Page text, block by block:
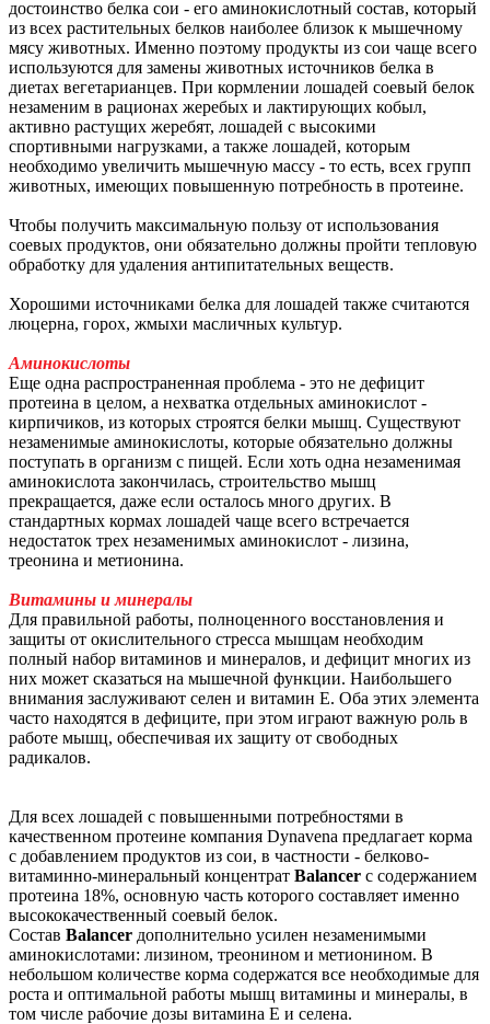
достоинство белка сои - его аминокислотный состав, который
из всех растительных белков наиболее близок к мышечному
мясу животных. Именно поэтому продукты из сои чаще всего
используются для замены животных источников белка в
диетах вегетарианцев. При кормлении лошадей соевый белок
незаменим в рационах жеребых и лактирующих кобыл,
активно растущих жеребят, лошадей с высокими
спортивными нагрузками, а также лошадей, которым
необходимо увеличить мышечную массу - то есть, всех групп
животных, имеющих повышенную потребность в протеине.
Чтобы получить максимальную пользу от использования
соевых продуктов, они обязательно должны пройти тепловую
обработку для удаления антипитательных веществ.
Хорошими источниками белка для лошадей также считаются
люцерна, горох, жмыхи масличных культур.
Аминокислоты
Еще одна распространенная проблема - это не дефицит
протеина в целом, а нехватка отдельных аминокислот -
кирпичиков, из которых строятся белки мышц. Существуют
незаменимые аминокислоты, которые обязательно должны
поступать в организм с пищей. Если хоть одна незаменимая
аминокислота закончилась, строительство мышц
прекращается, даже если осталось много других. В
стандартных кормах лошадей чаще всего встречается
недостаток трех незаменимых аминокислот - лизина,
треонина и метионина.
Витамины и минералы
Для правильной работы, полноценного восстановления и
защиты от окислительного стресса мышцам необходим
полный набор витаминов и минералов, и дефицит многих из
них может сказаться на мышечной функции. Наибольшего
внимания заслуживают селен и витамин Е. Оба этих элемента
часто находятся в дефиците, при этом играют важную роль в
работе мышц, обеспечивая их защиту от свободных
радикалов.
Для всех лошадей с повышенными потребностями в
качественном протеине компания Dynavena предлагает корма
с добавлением продуктов из сои, в частности - белково-
витаминно-минеральный концентрат Balancer с содержанием
протеина 18%, основную часть которого составляет именно
высококачественный соевый белок.
Состав Balancer дополнительно усилен незаменимыми
аминокислотами: лизином, треонином и метионином. В
небольшом количестве корма содержатся все необходимые для
роста и оптимальной работы мышц витамины и минералы, в
том числе рабочие дозы витамина Е и селена.